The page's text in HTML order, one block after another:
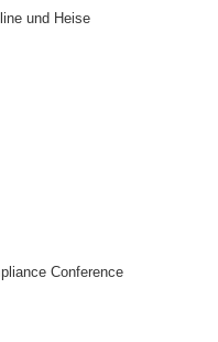
und Heise
Conference